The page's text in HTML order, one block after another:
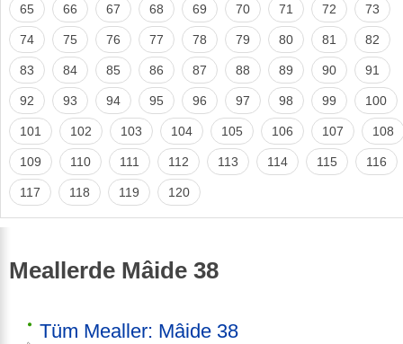
65 66 67 68 69 70 71 72 73
74 75 76 77 78 79 80 81 82
83 84 85 86 87 88 89 90 91
92 93 94 95 96 97 98 99 100
101 102 103 104 105 106 107 108
109 110 111 112 113 114 115 116
117 118 119 120
Meallerde Mâide 38
Tüm Mealler: Mâide 38